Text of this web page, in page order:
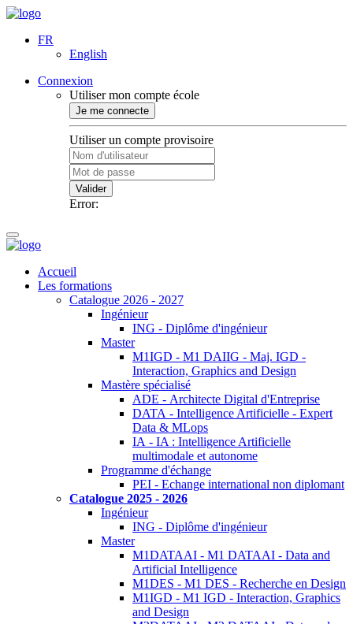
FR
English
Connexion
Utiliser mon compte école
Je me connecte
Utiliser un compte provisoire
Valider
Error:
Accueil
Les formations
Catalogue 2026 - 2027
Ingénieur
ING - Diplôme d'ingénieur
Master
M1IGD - M1 DAIIG - Maj. IGD -
Interaction, Graphics and Design
Mastère spécialisé
ADE - Architecte Digital d'Entreprise
DATA - Intelligence Artificielle - Expert
Data & MLops
IA - IA : Intelligence Artificielle
multimodale et autonome
Programme d'échange
PEI - Echange international non diplomant
Catalogue 2025 - 2026
Ingénieur
ING - Diplôme d'ingénieur
Master
M1DATAAI - M1 DATAAI - Data and
Artificial Intelligence
M1DES - M1 DES - Recherche en Design
M1IGD - M1 IGD - Interaction, Graphics
and Design